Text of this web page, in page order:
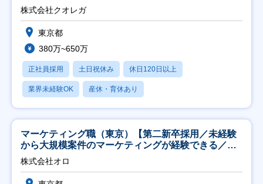
株式会社クオレガ
東京都
380万~650万
正社員採用 土日祝休み 休日120日以上
業界未経験OK 産休・育休あり
マーケティング職（東京）【第二新卒採用／未経験
から大規模案件のマーケティングが経験できる／研
修充実】
株式会社オロ